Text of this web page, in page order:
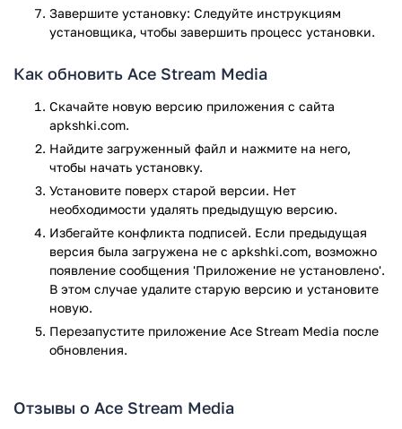
В Ace Stream Media вы найдете:
Ace Stream Engine – утилита, которая использует
хранения и передачи данных.
Ace Media Library – это модификация одного из самых
популярный и удобных плееров VLC.
которому можно смотреть трансляции через
приложение Live Channels.
Скачать Ace Stream Media вы можете бесплатно с нашего
сайта. Начните одним из самых полезных мультимедиа
приложений на Андроид прямо сейчас.
Приложение Ace Stream Media прошло проверку
антивирусом VirusTotal. В результате проверки по всем
Завершите установку: Следуйте инструкциям
установщика, чтобы завершить процесс установки.
Как обновить Ace Stream Media
Скачайте новую версию приложения с сайта
apkshki.com.
Найдите загруженный файл и нажмите на него,
чтобы начать установку.
Установите поверх старой версии. Нет
необходимости удалять предыдущую версию.
Избегайте конфликта подписей. Если предыдущая
версия была загружена не с apkshki.com, возможно
появление сообщения 'Приложение не установлено'.
В этом случае удалите старую версию и установите
новую.
Перезапустите приложениe Ace Stream Media после
обновления.
Отзывы о Ace Stream Media